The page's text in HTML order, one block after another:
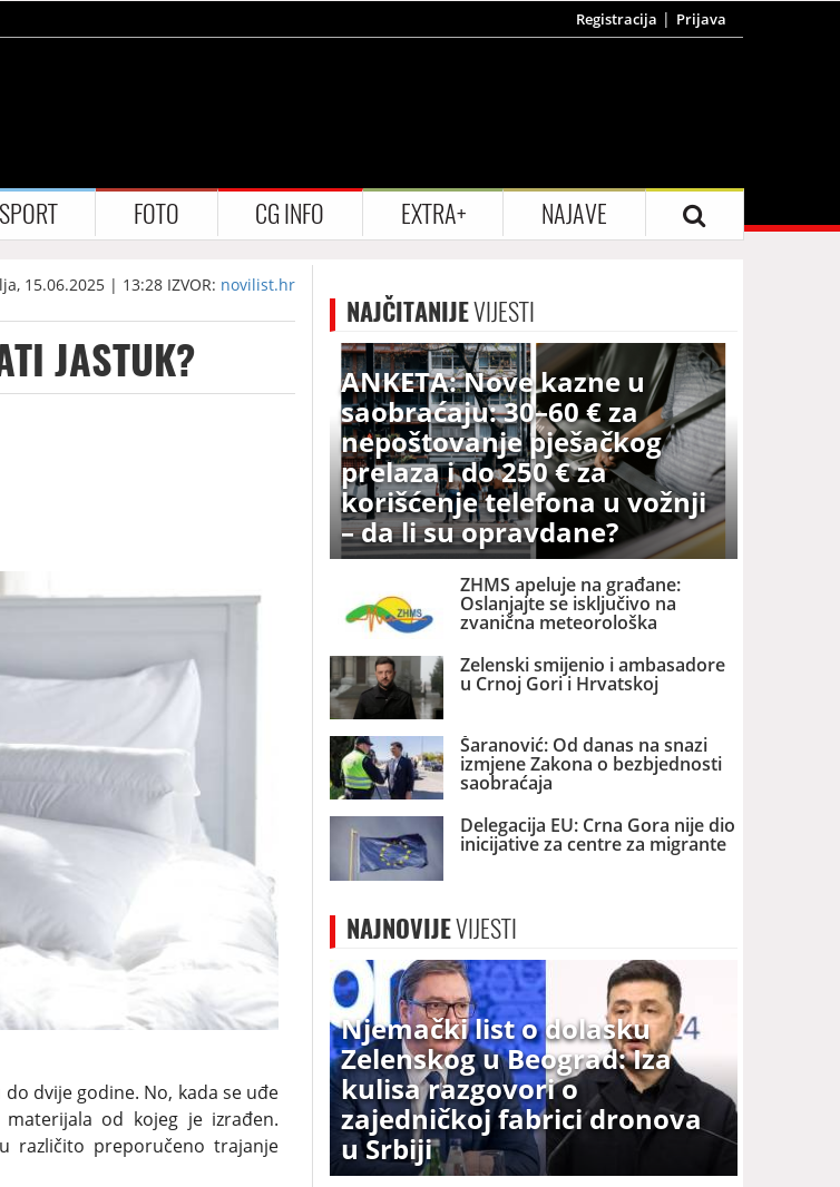
Registracija Prijava
SPORT FOTO CG INFO EXTRA+ NAJAVE
15.06.2025 | 13:28 IZVOR: novilist.hr
JASTUK?
dvije godine. No, kada se uđe
od kojeg je izrađen.
različito preporučeno trajanje
NAJČITANIJEVIJESTI
ANKETA: Nove kazne u
saobraćaju: 30–60 € za
nepoštovanje pješačkog
prelaza i do 250 € za
korišćenje telefona u vožnji
– da li su opravdane?
ZHMS apeluje na građane:
Oslanjajte se isključivo na
zvanična meteorološka
Zelenski smijenio i ambasadore
u Crnoj Gori i Hrvatskoj
Šaranović: Od danas na snazi
izmjene Zakona o bezbjednosti
saobraćaja
Delegacija EU: Crna Gora nije dio
inicijative za centre za migrante
NAJNOVIJEVIJESTI
Njemački list o dolasku
Zelenskog u Beograd: Iza
kulisa razgovori o
zajedničkoj fabrici dronova
u Srbiji